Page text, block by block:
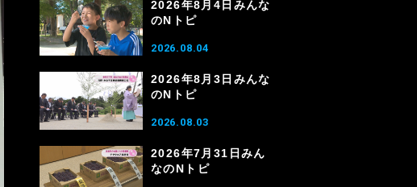
2026年8月4日みんな
のNトピ
2026.08.04
2026年8月3日みんな
のNトピ
2026.08.03
2026年7月31日みん
なのNトピ